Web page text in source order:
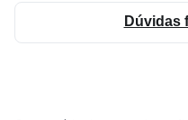
Dúvidas